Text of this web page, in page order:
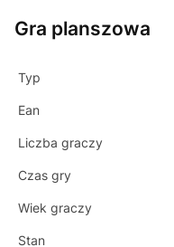
Gra planszowa
Typ
Ean
Liczba graczy
Czas gry
Wiek graczy
Stan